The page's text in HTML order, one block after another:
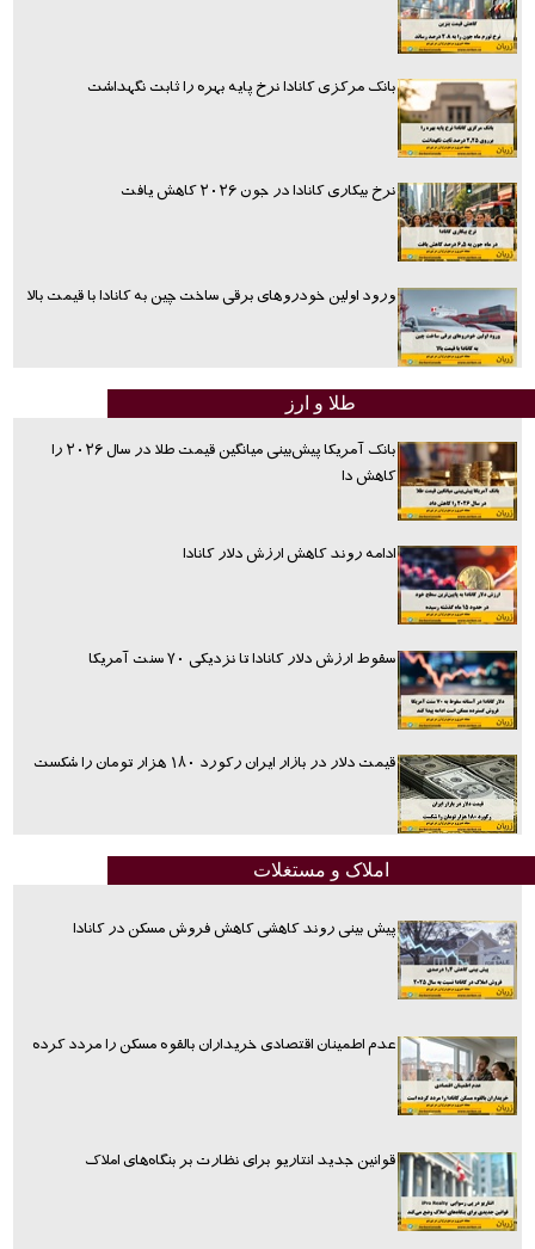
بانک مرکزی کانادا نرخ پایه بهره را ثابت نگهداشت
نرخ بیکاری کانادا در جون ۲۰۲۶ کاهش یافت
ورود اولین خودروهای برقی ساخت چین به کانادا با قیمت بالا
طلا و ارز
بانک آمریکا پیش‌بینی میانگین قیمت طلا در سال ۲۰۲۶ را
کاهش دا
ادامه روند کاهش ارزش دلار کانادا
سقوط ارزش دلار کانادا تا نزدیکی ۷۰ سنت آمریکا
قیمت دلار در بازار ایران رکورد ۱۸۰ هزار تومان را شکست
املاک و مستغلات
پیش بینی روند کاهشی کاهش فروش مسکن در کانادا
عدم اطمینان اقتصادی خریداران بالقوه مسکن را مردد کرده
قوانین جدید انتاریو برای نظارت بر بنگاه‌های املاک